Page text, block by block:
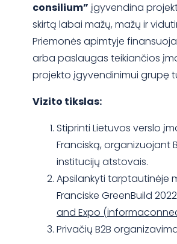
consilium” įgyvendina
skirtą labai mažų, mažų ir
Priemonės apimtyje
arba paslaugas teikiančios
projekto įgyvendinimui grupę
Vizito tikslas:
Stiprinti Lietuvos verslo
Franciską, organizuojant
institucijų atstovais.
Apsilankyti tarptautinėje
Franciske GreenBuild
and Expo
Privačių B2B